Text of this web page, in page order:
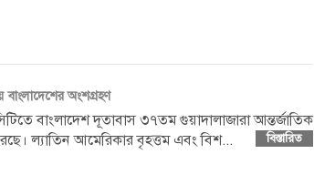
বাংলাদেশের অংশগ্রহণ
বাংলাদেশ দূতাবাস ৩৭তম গুয়াদালাজারা আন্তর্জাতিক
ল্যাতিন আমেরিকার বৃহত্তম এবং বিশ...
বিস্তারিত